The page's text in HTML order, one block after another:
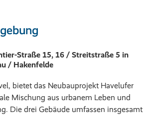
Straße 15, 16 / Streitstraße 5 in
/ Hakenfelde
bietet das Neubauprojekt Havelufer
Mischung aus urbanem Leben und
Die drei Gebäude umfassen insgesamt